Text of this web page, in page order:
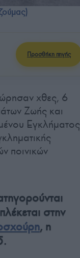
Προσθήκη πηγής
χθες, 6
Ζωής και
Εγκλήματος
ποινικών
στην
, η